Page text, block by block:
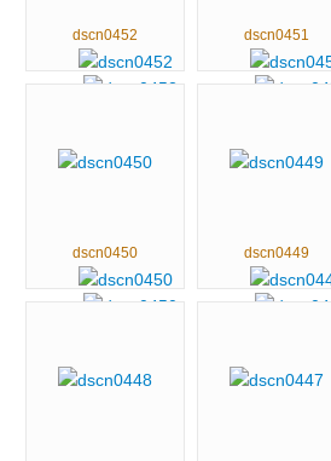
dscn0452 dscn0451
dscn0450 dscn0449